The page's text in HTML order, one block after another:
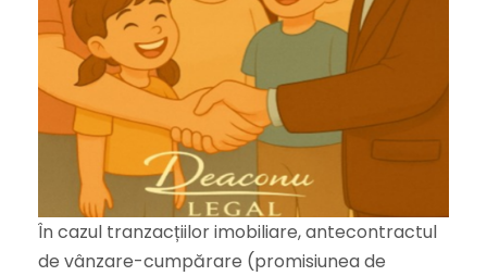
În cazul tranzacțiilor imobiliare, antecontractul
de vânzare-cumpărare (promisiunea de